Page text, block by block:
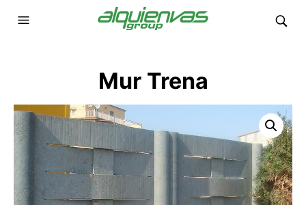
Mur Trena